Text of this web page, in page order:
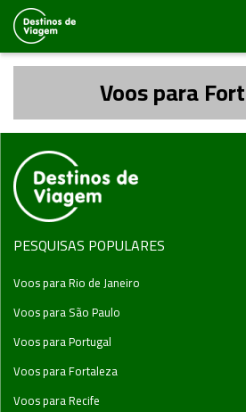
Voos para
PESQUISAS POPULARES
Voos para Rio de Janeiro
Voos para São Paulo
Voos para Portugal
Voos para Fortaleza
Voos para Recife